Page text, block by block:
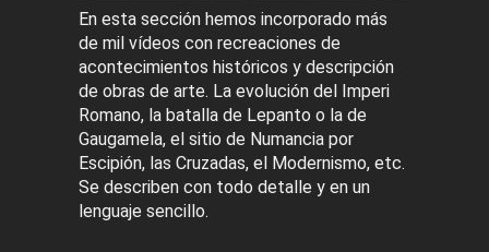
En esta sección hemos incorporado más
de mil vídeos con recreaciones de
acontecimientos históricos y descripción
de obras de arte. La evolución del Imperi
Romano, la batalla de Lepanto o la de
Gaugamela, el sitio de Numancia por
Escipión, las Cruzadas, el Modernismo, etc.
Se describen con todo detalle y en un
lenguaje sencillo.